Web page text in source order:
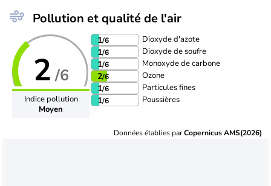
Pollution et qualité de l'air
2 /6
Indice pollution
Moyen
1/6 Dioxyde d'azote
1/6 Dioxyde de soufre
1/6 Monoxyde de carbone
2/6 Ozone
1/6 Particules fines
1/6 Poussières
Données établies parCopernicus AMS(2026)